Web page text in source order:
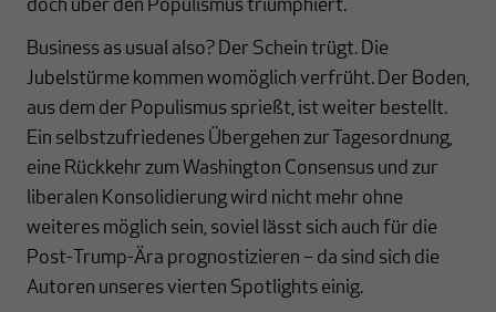
doch über den Populismus triumphiert.
Business as usual also? Der Schein trügt. Die
Jubelstürme kommen womöglich verfrüht. Der Boden,
aus dem der Populismus sprießt, ist weiter bestellt.
Ein selbstzufriedenes Übergehen zur Tagesordnung,
eine Rückkehr zum Washington Consensus und zur
liberalen Konsolidierung wird nicht mehr ohne
weiteres möglich sein, soviel lässt sich auch für die
Post-Trump-Ära prognostizieren – da sind sich die
Autoren unseres vierten Spotlights einig.